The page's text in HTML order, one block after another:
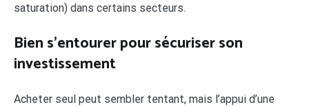
saturation) dans certains secteurs.
Bien s’entourer pour sécuriser son
investissement
Acheter seul peut sembler tentant, mais l’appui d’une